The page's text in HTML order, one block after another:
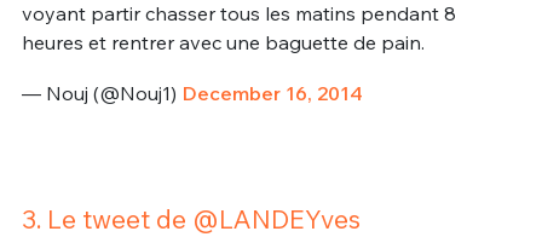
voyant partir chasser tous les matins pendant 8
heures et rentrer avec une baguette de pain.
— Nouj (@Nouj1) December 16, 2014
3. Le tweet de @LANDEYves